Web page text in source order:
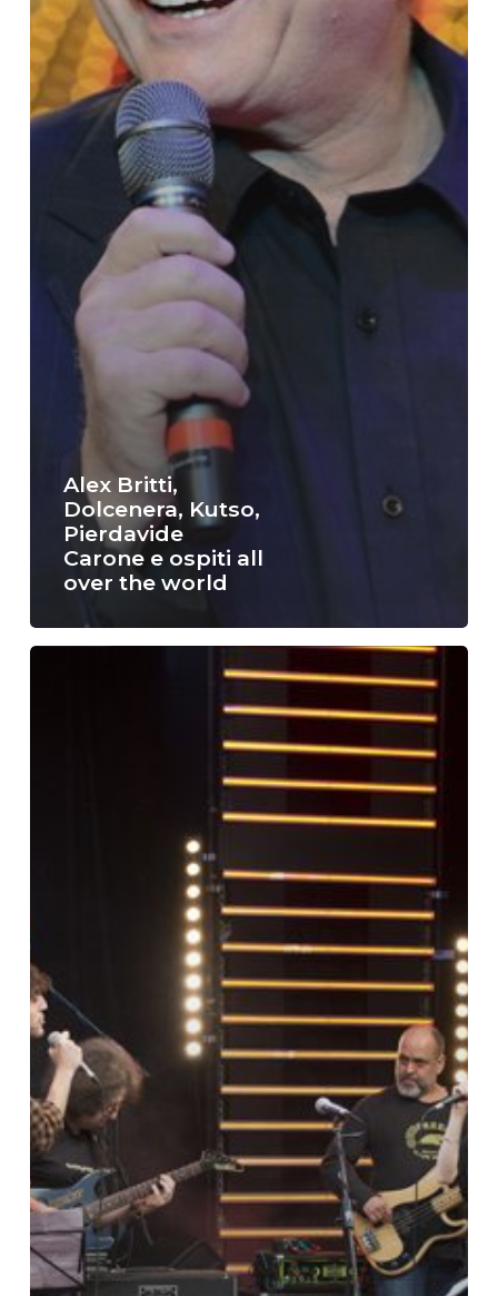
Alex Britti,
Dolcenera, Kutso,
Pierdavide
Carone e ospiti all
over the world